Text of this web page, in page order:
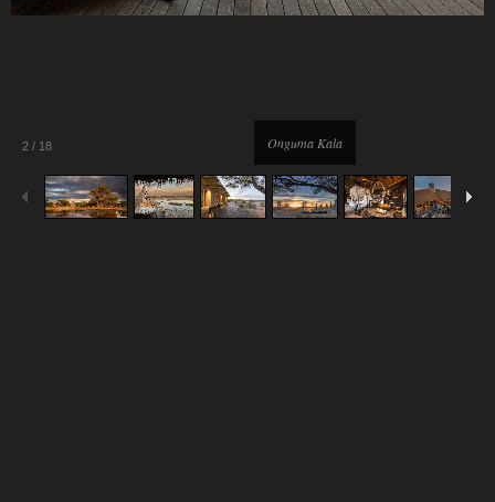
2 / 18 Onguma Kala